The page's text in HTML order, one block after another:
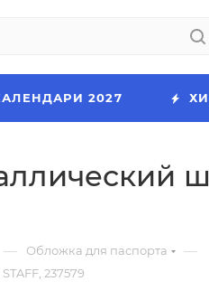
2027
— Обложка для паспорта —
237579